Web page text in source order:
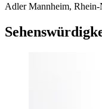
Adler Mannheim,